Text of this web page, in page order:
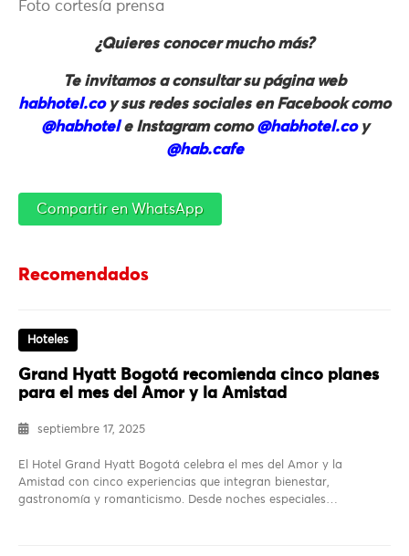
Foto cortesía prensa
¿Quieres conocer mucho más?
Te invitamos a consultar su página web
habhotel.coy sus redes sociales en Facebook como
@habhotel e Instagram como@habhotel.coy
@hab.cafe
Compartir en WhatsApp
Recomendados
Hoteles
Grand Hyatt Bogotá recomienda cinco planes
para el mes del Amor y la Amistad
septiembre 17, 2025
El Hotel Grand Hyatt Bogotá celebra el mes del Amor y la
Amistad con cinco experiencias que integran bienestar,
gastronomía y romanticismo. Desde noches especiales…